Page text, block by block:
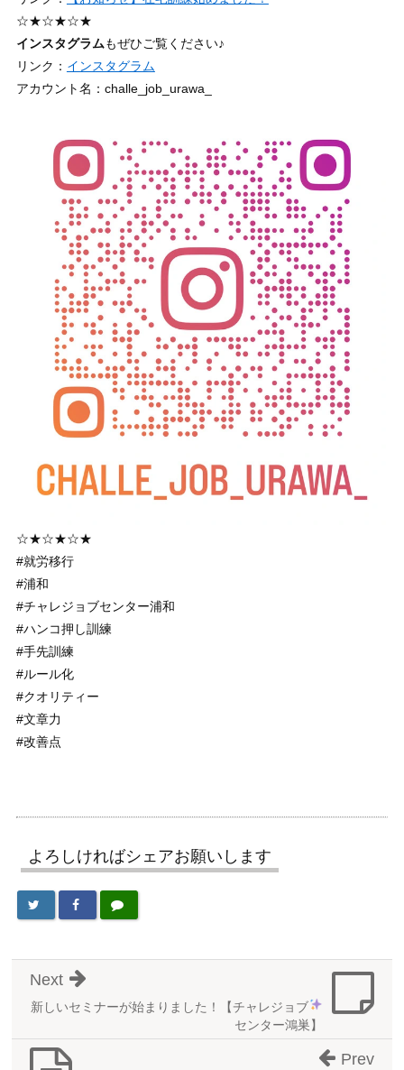
☆★☆★☆★
インスタグラムもぜひご覧ください♪
リンク： インスタグラム
アカウント名：challe_job_urawa_
☆★☆★☆★
#就労移行
#浦和
#チャレジョブセンター浦和
#ハンコ押し訓練
#手先訓練
#ルール化
#クオリティー
#文章力
#改善点
よろしければシェアお願いします
新しいセミナーが始まりました！【チャレジョブ
センター鴻巣】
Next
Prev